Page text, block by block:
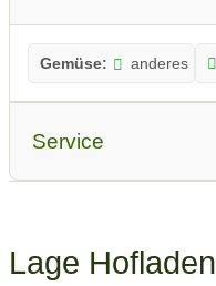
Gemüse: anderes
Service
Lage Hofladen